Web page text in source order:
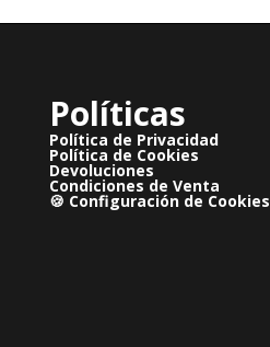
Políticas
Política de Privacidad
Política de Cookies
Devoluciones
Condiciones de Venta
🍪 Configuración de Cookies